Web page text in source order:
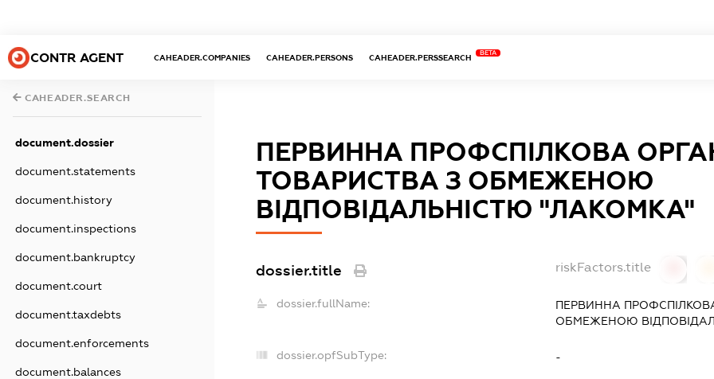
CONTR AGENT CAHEADER.COMPANIES CAHEADER.PERSONS CAHEADER.PERSSEARCH
BETA
CAHEADER.SEARCH
document.dossier
document.statements
document.history
document.inspections
document.bankruptcy
document.court
document.taxdebts
document.enforcements
document.balances
ПЕРВИННА ПРОФСПІЛКОВА
ТОВАРИСТВА З ОБМЕЖЕНОЮ
ВІДПОВІДАЛЬНІСТЮ "ЛАКОМКА"
dossier.title riskFactors.title
dossier.fullName:
ПЕРВИННА
ОБМЕЖЕНОЮ
dossier.opfSubType: -